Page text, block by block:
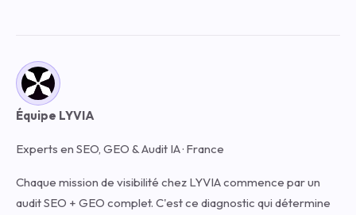
Équipe LYVIA
Experts en SEO, GEO & Audit IA · France
Chaque mission de visibilité chez LYVIA commence par un
audit SEO + GEO complet. C'est ce diagnostic qui détermine